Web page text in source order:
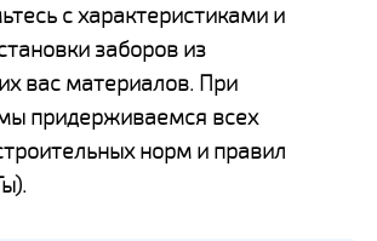
с характеристиками и
заборов из
вас материалов. При
придерживаемся всех
норм и правил